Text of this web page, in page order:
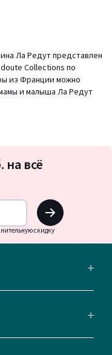
Ла Редут представлен
Collections по
из Франции можно
и малыша Ла Редут
на всё
OK
скидку